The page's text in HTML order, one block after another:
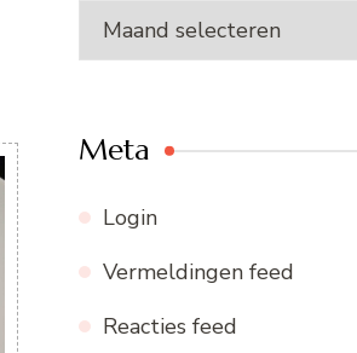
Ons
archief
Meta
Login
Vermeldingen feed
Reacties feed